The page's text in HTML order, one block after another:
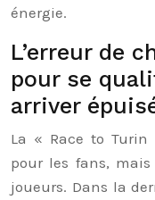
énergie.
L’erreur de
pour se
arriver
La « Race to
pour les fans,
joueurs. Dans la